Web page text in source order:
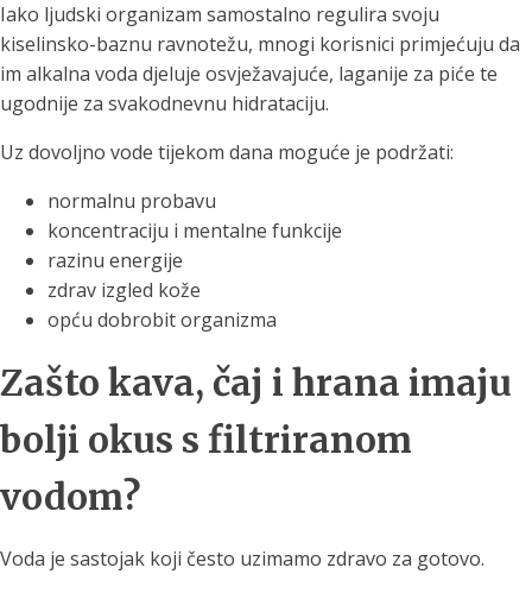
Iako ljudski organizam samostalno regulira svoju
kiselinsko-baznu ravnotežu, mnogi korisnici primjećuju da
im alkalna voda djeluje osvježavajuće, laganije za piće te
ugodnije za svakodnevnu hidrataciju.
Uz dovoljno vode tijekom dana moguće je podržati:
normalnu probavu
koncentraciju i mentalne funkcije
razinu energije
zdrav izgled kože
opću dobrobit organizma
Zašto kava, čaj i hrana imaju
bolji okus s filtriranom
vodom?
Voda je sastojak koji često uzimamo zdravo za gotovo.